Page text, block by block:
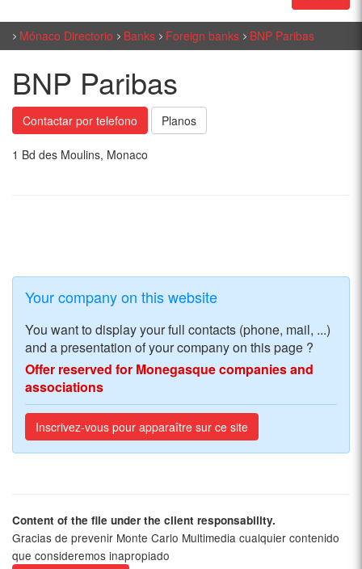
Mónaco Directorio Banks Foreign banks BNP Paribas
BNP Paribas
Contactar por telefono Planos
1 Bd des Moulins, Monaco
Your company on this website
You want to display your full contacts (phone, mail, ...)
and a presentation of your company on this page ?
Offer reserved for Monegasque companies and
associations
Inscrivez-vous pour apparaître sur ce site
Content of the file under the client responsability.
Gracias de prevenir Monte Carlo Multimedia cualquier contenido
que consideremos inapropiado